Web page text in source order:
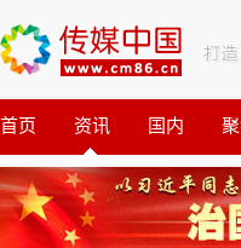
首页 资讯 国内
观察 公益